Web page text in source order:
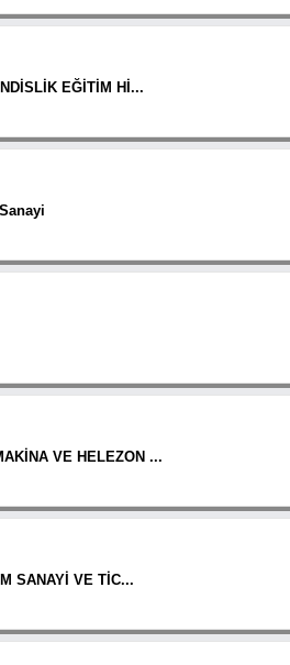
EĞİTİM Hİ...
VE HELEZON ...
SANAYİ VE TİC...